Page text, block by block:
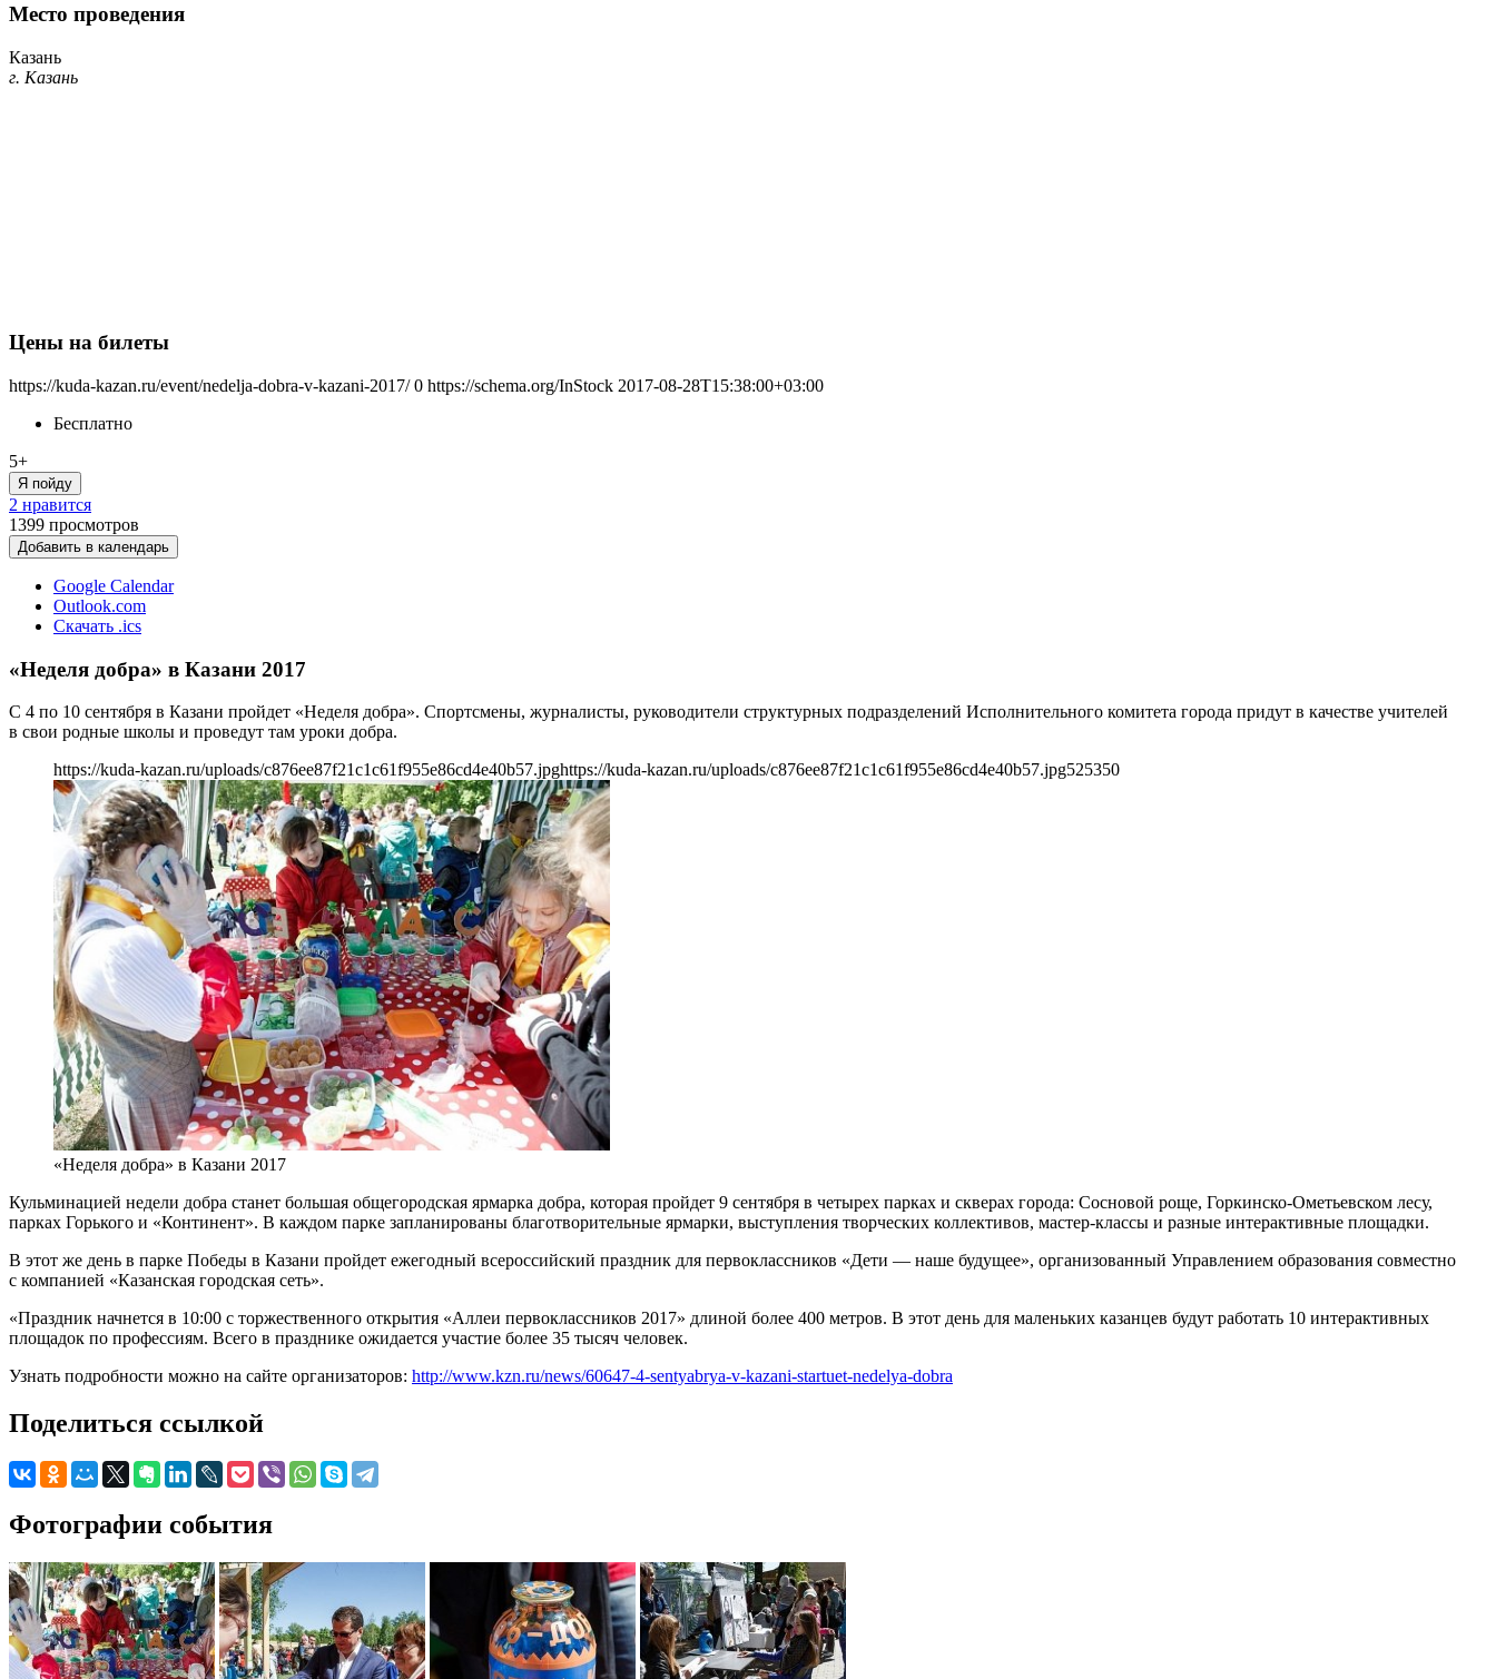
Место проведения
Казань
г. Казань
Цены на билеты
https://kuda-kazan.ru/event/nedelja-dobra-v-kazani-2017/ 0 https://schema.org/InStock 2017-08-28T15:38:00+03:00
Бесплатно
5+
Я пойду
2 нравится
1399 просмотров
Добавить в календарь
Google Calendar
Outlook.com
Скачать .ics
«Неделя добра» в Казани 2017
С 4 по 10 сентября в Казани пройдет «Неделя добра». Спортсмены, журналисты, руководители структурных подразделений Исполнительного комитета города придут в качестве учителей
в свои родные школы и проведут там уроки добра.
https://kuda-kazan.ru/uploads/c876ee87f21c1c61f955e86cd4e40b57.jpghttps://kuda-kazan.ru/uploads/c876ee87f21c1c61f955e86cd4e40b57.jpg525350
«Неделя добра» в Казани 2017
Кульминацией недели добра станет большая общегородская ярмарка добра, которая пройдет 9 сентября в четырех парках и скверах города: Сосновой роще, Горкинско-Ометьевском лесу,
парках Горького и «Континент». В каждом парке запланированы благотворительные ярмарки, выступления творческих коллективов, мастер-классы и разные интерактивные площадки.
В этот же день в парке Победы в Казани пройдет ежегодный всероссийский праздник для первоклассников «Дети — наше будущее», организованный Управлением образования совместно
с компанией «Казанская городская сеть».
«Праздник начнется в 10:00 с торжественного открытия «Аллеи первоклассников 2017» длиной более 400 метров. В этот день для маленьких казанцев будут работать 10 интерактивных
площадок по профессиям. Всего в празднике ожидается участие более 35 тысяч человек.
Узнать подробности можно на сайте организаторов: http://www.kzn.ru/news/60647-4-sentyabrya-v-kazani-startuet-nedelya-dobra
Поделиться ссылкой
Фотографии события